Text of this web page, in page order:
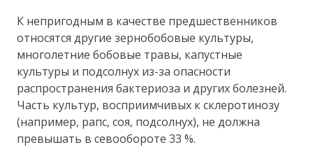
К непригодным в качестве предшественников
относятся другие зернобобовые культуры,
многолетние бобовые травы, капустные
культуры и подсолнух из-за опасности
распространения бактериоза и других болезней.
Часть культур, восприимчивых к склеротинозу
(например, рапс, соя, подсолнух), не должна
превышать в севообороте 33 %.